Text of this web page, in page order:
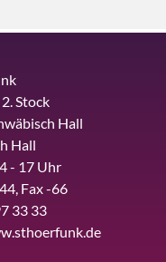
Stock
Hall
Hall
- 17 Uhr
Fax -66
33 33